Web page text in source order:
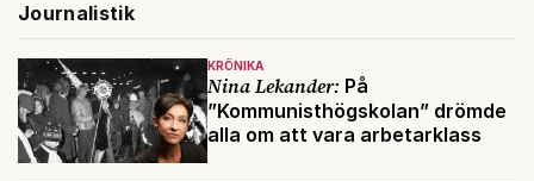
Journalistik
KRÖNIKA
Nina Lekander: På
”Kommunisthögskolan” drömde
alla om att vara arbetarklass